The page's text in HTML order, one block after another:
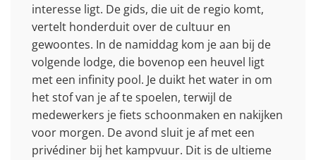
interesse ligt. De gids, die uit de regio komt,
vertelt honderduit over de cultuur en
gewoontes. In de namiddag kom je aan bij de
volgende lodge, die bovenop een heuvel ligt
met een infinity pool. Je duikt het water in om
het stof van je af te spoelen, terwijl de
medewerkers je fiets schoonmaken en nakijken
voor morgen. De avond sluit je af met een
privédiner bij het kampvuur. Dit is de ultieme